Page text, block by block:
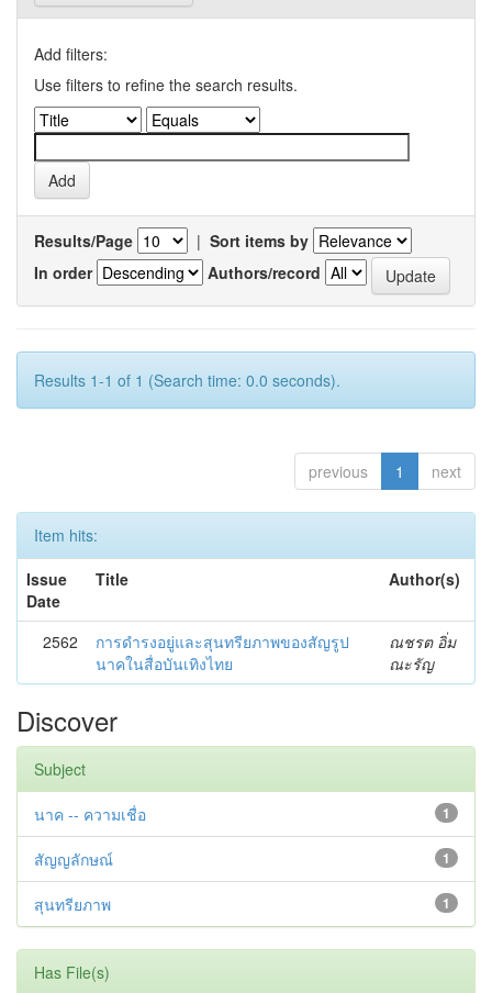
Add filters:
Use filters to refine the search results.
Results/Page | Sort items by
In order
Authors/record
Results 1-1 of 1 (Search time: 0.0 seconds).
previous 1 next
Item hits:
Issue
Date
Title Author(s)
2562
การดำรงอยู่และสุนทรียภาพของสัญรูป
นาคในสื่อบันเทิงไทย
ณชรต อิ่ม
ณะรัญ
Discover
Subject
1
นาค -- ความเชื่อ
1
สัญญลักษณ์
1
สุนทรียภาพ
Has File(s)